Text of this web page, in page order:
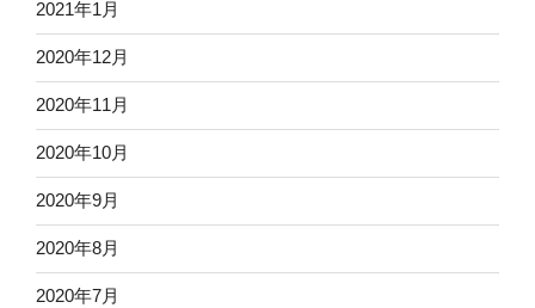
2021年1月
2020年12月
2020年11月
2020年10月
2020年9月
2020年8月
2020年7月